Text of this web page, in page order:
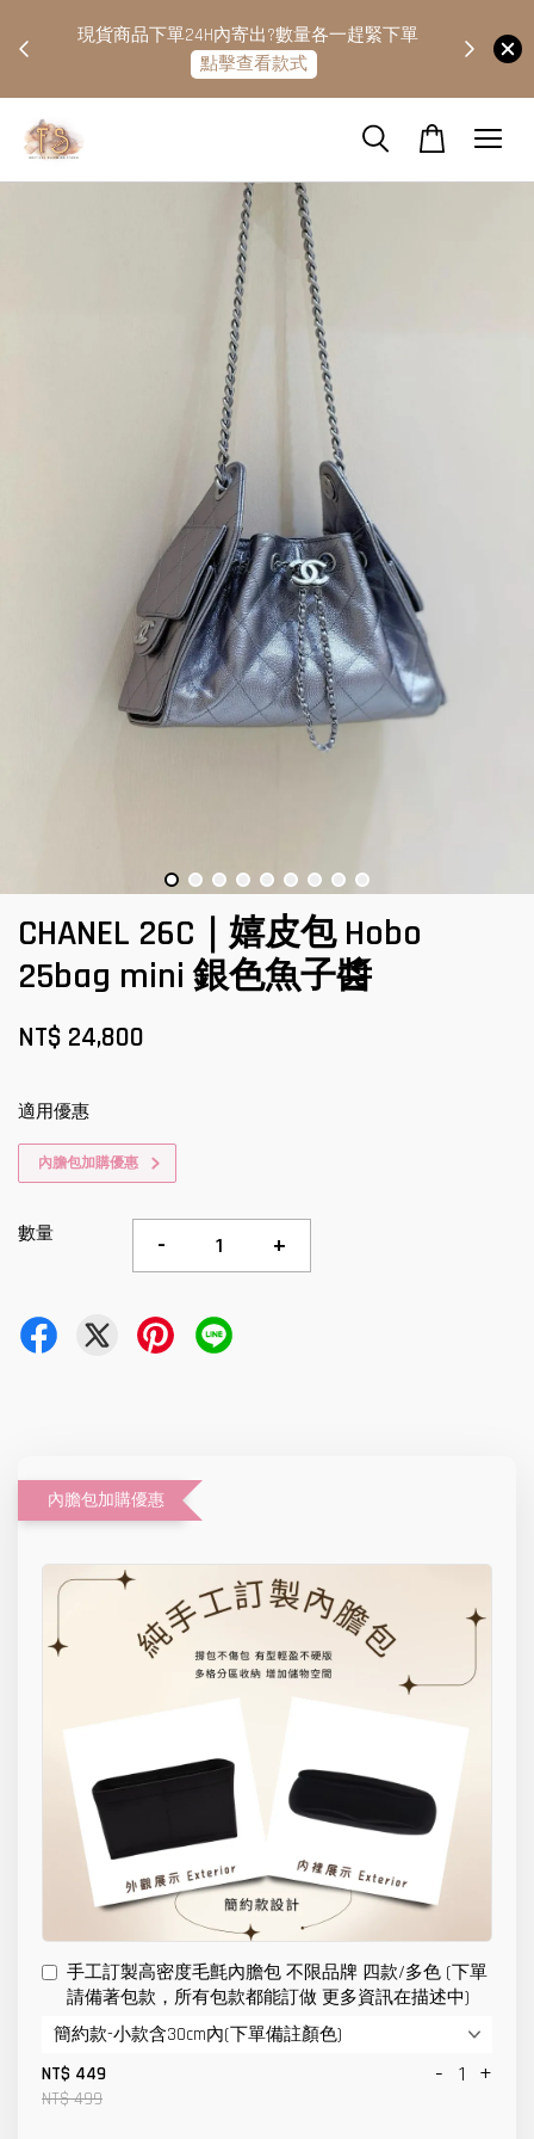
現貨商品下單24H內寄出?數量各一趕緊下單
點擊查看款式
CHANEL 26C｜嬉皮包 Hobo
25bag mini 銀色魚子醬
NT$ 24,800
適用優惠
內膽包加購優惠
數量 - +
內膽包加購優惠
手工訂製高密度毛氈內膽包 不限品牌 四款/多色 (下單
請備著包款，所有包款都能訂做 更多資訊在描述中)
NT$ 449
NT$ 499
- +